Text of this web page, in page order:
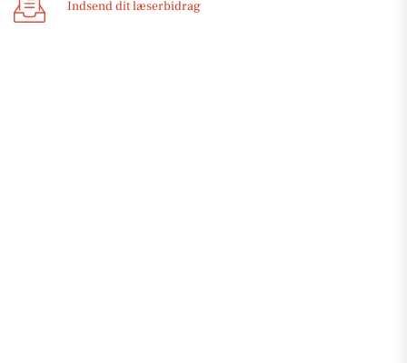
Indsend dit læserbidrag